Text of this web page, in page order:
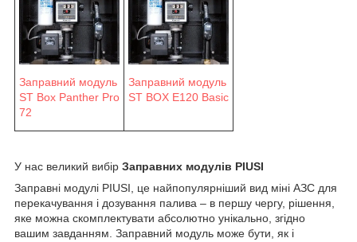
Заправний модуль
ST Box Panther Pro
72
Заправний модуль
ST BOX E120 Basic
У нас великий вибір Заправних модулів PIUSI
Заправні модулі PIUSI, це найпопулярніший вид міні АЗС для
перекачування і дозування палива – в першу чергу, рішення,
яке можна скомплектувати абсолютно унікально, згідно
вашим завданням. Заправний модуль може бути, як і